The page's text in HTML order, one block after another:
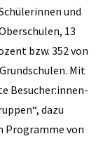
und
13
bzw. 352 von
Mit
Besucher:innen-
dazu
Programme von